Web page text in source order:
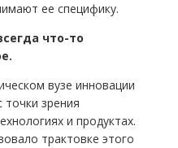
ее специфику.
что-то
вузе инновации
точки зрения
и продуктах.
трактовке этого